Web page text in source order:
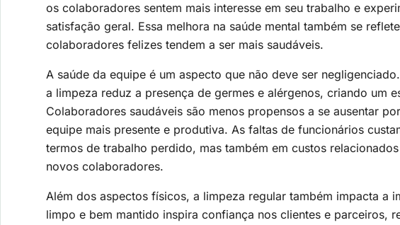
os colaboradores sentem mais interesse em seu trabalho e
satisfação geral. Essa melhora na saúde mental também se
colaboradores felizes tendem a ser mais saudáveis.
A saúde da equipe é um aspecto que não deve ser
a limpeza reduz a presença de germes e alérgenos, criando um
Colaboradores saudáveis são menos propensos a se ausentar
equipe mais presente e produtiva. As faltas de funcionários
termos de trabalho perdido, mas também em custos
novos colaboradores.
Além dos aspectos físicos, a limpeza regular também impacta a
limpo e bem mantido inspira confiança nos clientes e parceiros,